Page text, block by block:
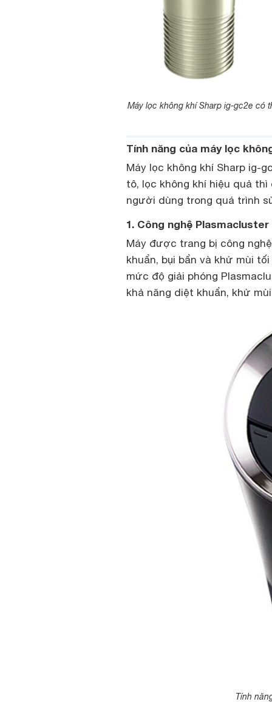
Máy lọc không khí Sharp ig-gc2e có
Tính năng của máy lọc
Máy lọc không khí Sharp ig-
tô, lọc không khí hiệu quả
người dùng trong quá trình
1. Công nghệ
Máy được trang bị công
khuẩn, bụi bẩn và khử mùi
mức độ giải phóng
khả năng diệt khuẩn, khử
Tính